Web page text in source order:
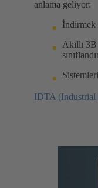
anlama geliyor:
İndirmek
Akıllı
IDTA